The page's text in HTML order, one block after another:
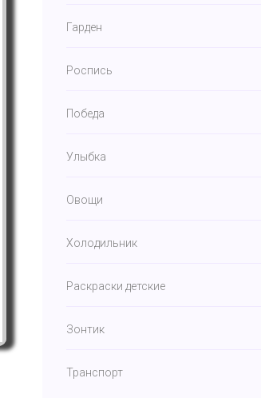
Гарден
Роспись
Победа
Улыбка
Овощи
Холодильник
Раскраски детские
Зонтик
Транспорт